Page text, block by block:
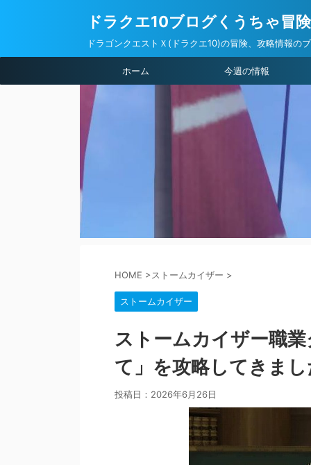
ドラクエ10ブログくうちゃ冒
ドラゴンクエストＸ(ドラクエ10)の冒険、攻略情報の
ホーム 今週の情報
HOME >ストームカイザー >
ストームカイザー
ストームカイザー職
て」を攻略してきま
投稿日： 2026年6月26日